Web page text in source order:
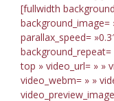
[fullwidth
background_image=
parallax_speed=
top » video_url= » »
video_webm= » »